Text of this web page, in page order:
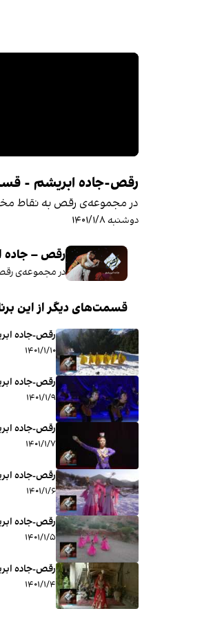
رقص-جاده ابریشم -
در مجموعه‌ی رقص به نقاط
دوشنبه ۱۴۰۱/۱/۸
رقص – جاده
در مجموعه‌ی
قسمت‌های دیگر از این
رقص-جاده
۱۴۰۱/۱/۱۰
رقص-جاده
۱۴۰۱/۱/۹
رقص-جاده
۱۴۰۱/۱/۷
رقص-جاده
۱۴۰۱/۱/۶
رقص-جاده
۱۴۰۱/۱/۵
رقص-جاده
۱۴۰۱/۱/۴